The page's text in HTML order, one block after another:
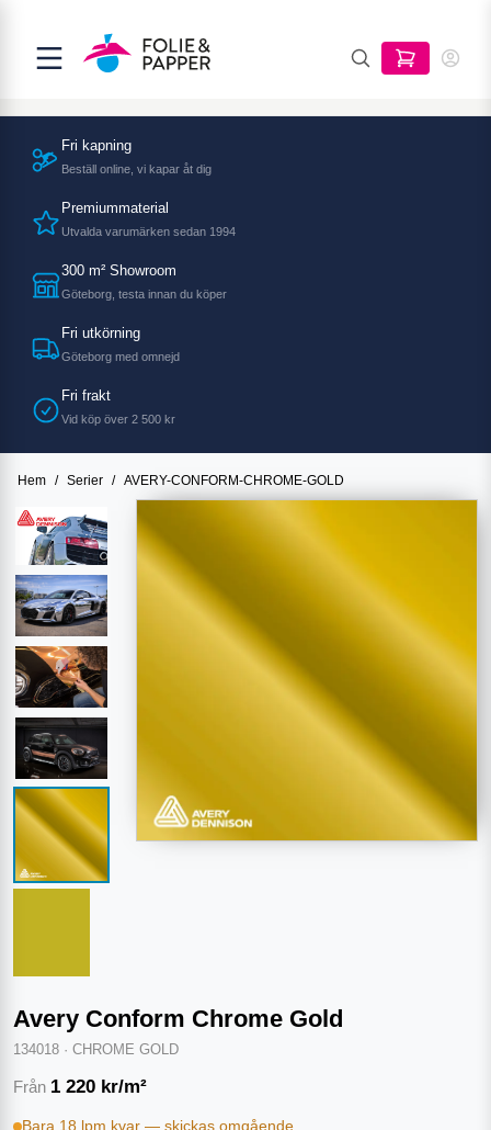
Fri kapning
Beställ online, vi kapar åt dig
Premiummaterial
Utvalda varumärken sedan 1994
300 m² Showroom
Göteborg, testa innan du köper
Fri utkörning
Göteborg med omnejd
Fri frakt
Vid köp över 2 500 kr
Hem / Serier / AVERY-CONFORM-CHROME-GOLD
Avery Conform Chrome Gold
134018 · CHROME GOLD
Från 1 220 kr/m²
Bara 18 lpm kvar — skickas omgående